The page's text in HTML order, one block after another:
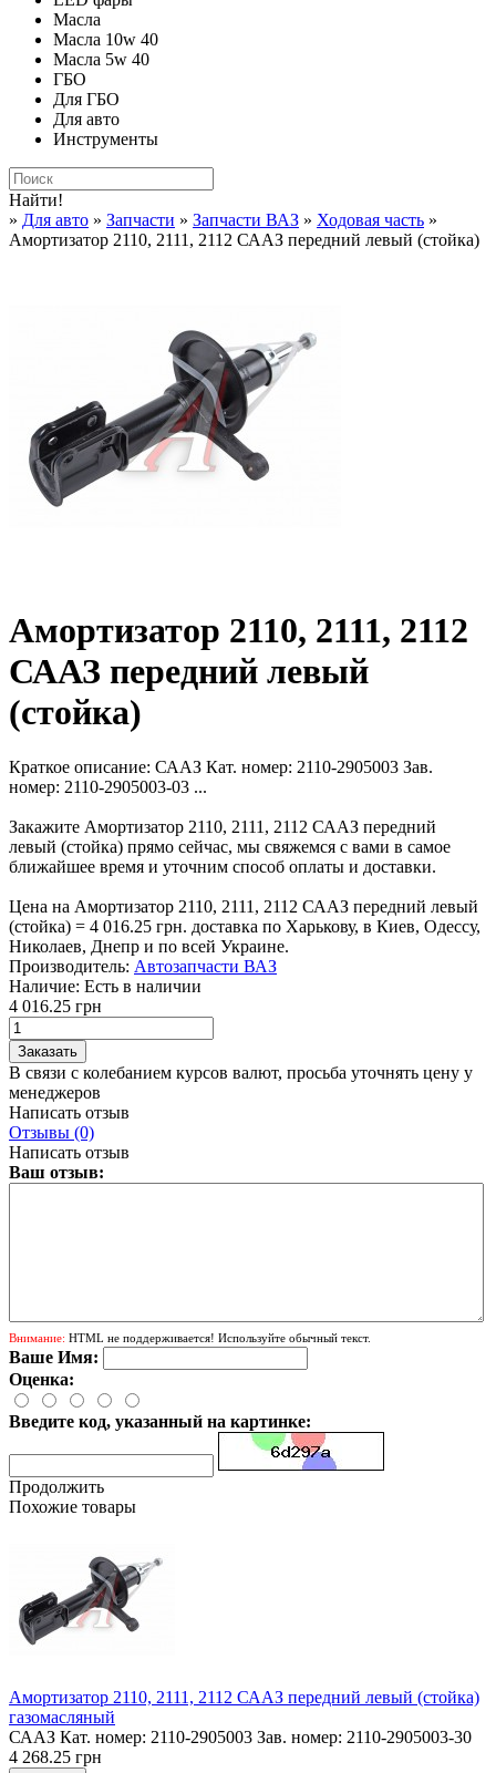
Масла
Масла 10w 40
Масла 5w 40
ГБО
Для ГБО
Для авто
Инструменты
Найти!
» Для авто » Запчасти » Запчасти ВАЗ » Ходовая часть »
Амортизатор 2110, 2111, 2112 СААЗ передний левый (стойка)
Амортизатор 2110, 2111, 2112
СААЗ передний левый
(стойка)
Краткое описание: СААЗ Кат. номер: 2110-2905003 Зав.
номер: 2110-2905003-03 ...
Закажите Амортизатор 2110, 2111, 2112 СААЗ передний
левый (стойка) прямо сейчас, мы свяжемся с вами в самое
ближайшее время и уточним способ оплаты и доставки.
Цена на Амортизатор 2110, 2111, 2112 СААЗ передний левый
(стойка) = 4 016.25 грн. доставка по Харькову, в Киев, Одессу,
Николаев, Днепр и по всей Украине.
Производитель: Автозапчасти ВАЗ
Наличие: Есть в наличии
4 016.25 грн
В связи с колебанием курсов валют, просьба уточнять цену у
менеджеров
Написать отзыв
Отзывы (0)
Написать отзыв
Ваш отзыв:
Внимание: HTML не поддерживается! Используйте обычный текст.
Ваше Имя:
Оценка:
Введите код, указанный на картинке:
Продолжить
Похожие товары
Амортизатор 2110, 2111, 2112 СААЗ передний левый (стойка)
газомасляный
СААЗ Кат. номер: 2110-2905003 Зав. номер: 2110-2905003-30
4 268.25 грн